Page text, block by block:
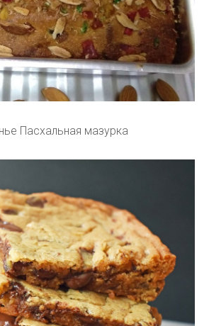
Пасхальная мазурка